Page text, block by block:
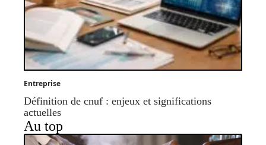
Entreprise
Définition de cnuf : enjeux et significations
actuelles
Au top